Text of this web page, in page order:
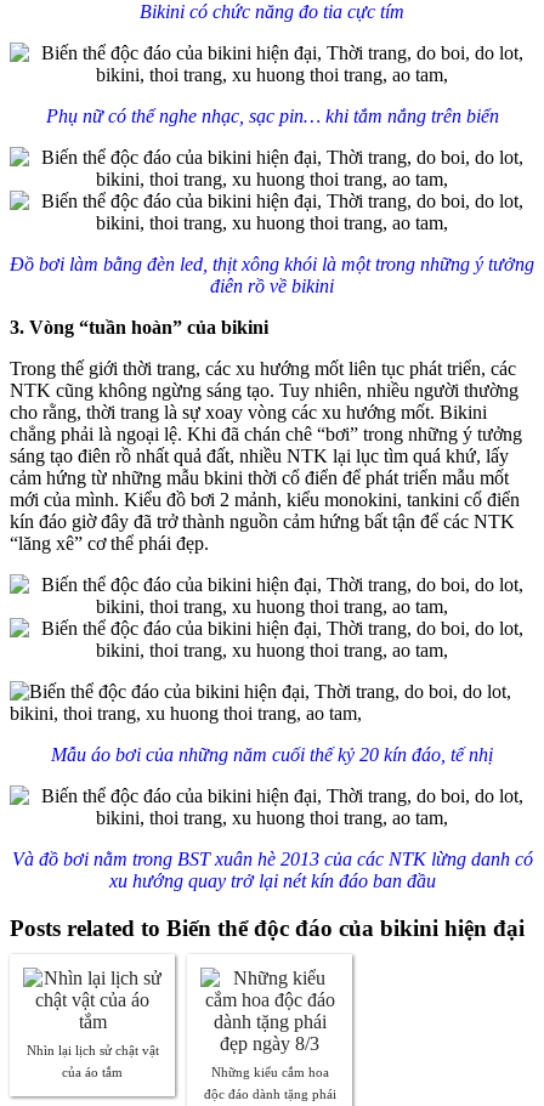
Bikini có chức năng đo tia cực tím
Phụ nữ có thể nghe nhạc, sạc pin… khi tắm nắng trên biển
Đồ bơi làm bằng đèn led, thịt xông khói là một trong những ý tưởng
điên rồ về bikini
3. Vòng “tuần hoàn” của bikini
Trong thế giới thời trang, các xu hướng mốt liên tục phát triển, các
NTK cũng không ngừng sáng tạo. Tuy nhiên, nhiều người thường
cho rằng, thời trang là sự xoay vòng các xu hướng mốt. Bikini
chẳng phải là ngoại lệ. Khi đã chán chê “bơi” trong những ý tưởng
sáng tạo điên rồ nhất quả đất, nhiều NTK lại lục tìm quá khứ, lấy
cảm hứng từ những mẫu bkini thời cổ điển để phát triển mẫu mốt
mới của mình. Kiểu đồ bơi 2 mảnh, kiểu monokini, tankini cổ điển
kín đáo giờ đây đã trở thành nguồn cảm hứng bất tận để các NTK
“lăng xê” cơ thể phái đẹp.
Mẫu áo bơi của những năm cuối thế kỷ 20 kín đáo, tế nhị
Và đồ bơi nằm trong BST xuân hè 2013 của các NTK lừng danh có
xu hướng quay trở lại nét kín đáo ban đầu
Posts related to Biến thể độc đáo của bikini hiện đại
Nhìn lại lịch sử chật vật
của áo tắm
Những kiểu cắm hoa
độc đáo dành tặng phái